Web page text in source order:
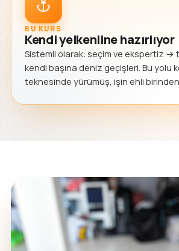
BU KURS
Kendi yelkenline hazırlıyor
Sistemli olarak: seçim ve ekspertiz →
kendi başına deniz geçişleri. Bu yolu
teknesinde yürümüş, işin ehli birinden.